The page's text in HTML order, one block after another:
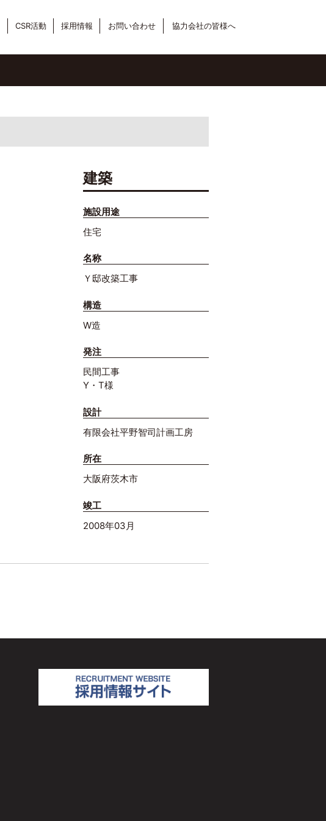
CSR活動 採用情報 お問い合わせ 協力会社の皆様へ
建築
施設用途
住宅
名称
Ｙ邸改築工事
構造
W造
発注
民間工事
Y・T様
設計
有限会社平野智司計画工房
所在
大阪府茨木市
竣工
2008年03月